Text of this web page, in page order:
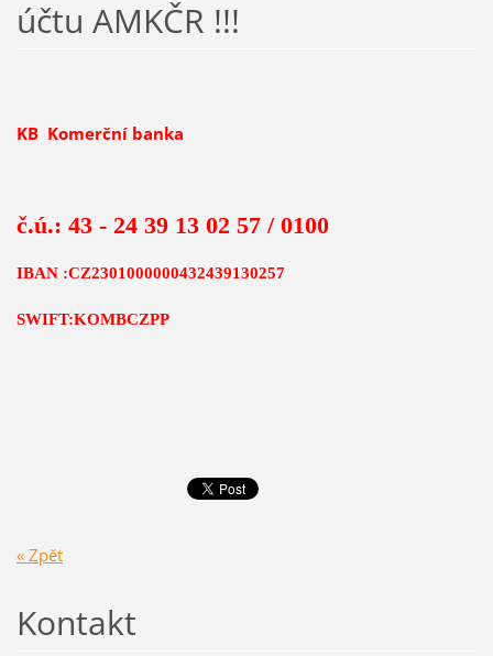
účtu AMKČR !!!
KB Komerční banka
č.ú.: 43 - 24 39 13 02 57 / 0100
IBAN :CZ2301000000432439130257
SWIFT:KOMBCZPP
« Zpět
Kontakt